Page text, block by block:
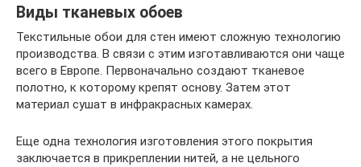
Виды тканевых обоев
Текстильные обои для стен имеют сложную технологию
производства. В связи с этим изготавливаются они чаще
всего в Европе. Первоначально создают тканевое
полотно, к которому крепят основу. Затем этот
материал сушат в инфракрасных камерах.
Еще одна технология изготовления этого покрытия
заключается в прикреплении нитей, а не цельного